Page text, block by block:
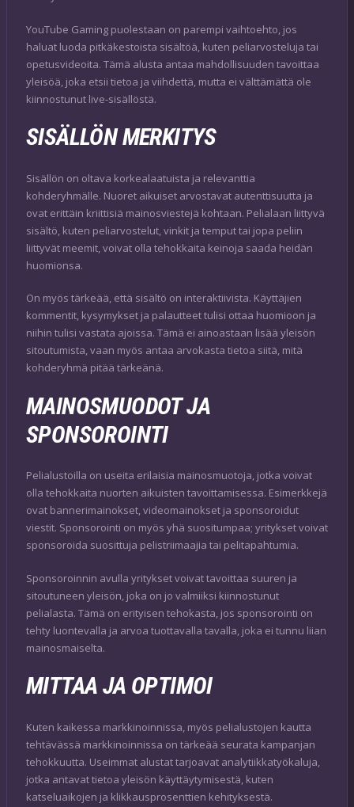
YouTube Gaming puolestaan on parempi vaihtoehto, jos
haluat luoda pitkäkestoista sisältöä, kuten peliarvosteluja tai
opetusvideoita. Tämä alusta antaa mahdollisuuden tavoittaa
yleisöä, joka etsii tietoa ja viihdettä, mutta ei välttämättä ole
kiinnostunut live-sisällöstä.
SISÄLLÖN MERKITYS
Sisällön on oltava korkealaatuista ja relevanttia
kohderyhmälle. Nuoret aikuiset arvostavat autenttisuutta ja
ovat erittäin kriittisiä mainosviestejä kohtaan. Pelialaan liittyvä
sisältö, kuten peliarvostelut, vinkit ja temput tai jopa peliin
liittyvät meemit, voivat olla tehokkaita keinoja saada heidän
huomionsa.
On myös tärkeää, että sisältö on interaktiivista. Käyttäjien
kommentit, kysymykset ja palautteet tulisi ottaa huomioon ja
niihin tulisi vastata ajoissa. Tämä ei ainoastaan lisää yleisön
sitoutumista, vaan myös antaa arvokasta tietoa siitä, mitä
kohderyhmä pitää tärkeänä.
MAINOSMUODOT JA
SPONSOROINTI
Pelialustoilla on useita erilaisia mainosmuotoja, jotka voivat
olla tehokkaita nuorten aikuisten tavoittamisessa. Esimerkkejä
ovat bannerimainokset, videomainokset ja sponsoroidut
viestit. Sponsorointi on myös yhä suositumpaa; yritykset voivat
sponsoroida suosittuja pelistriimaajia tai pelitapahtumia.
Sponsoroinnin avulla yritykset voivat tavoittaa suuren ja
sitoutuneen yleisön, joka on jo valmiiksi kiinnostunut
pelialasta. Tämä on erityisen tehokasta, jos sponsorointi on
tehty luontevalla ja arvoa tuottavalla tavalla, joka ei tunnu liian
mainosmaiselta.
MITTAA JA OPTIMOI
Kuten kaikessa markkinoinnissa, myös pelialustojen kautta
tehtävässä markkinoinnissa on tärkeää seurata kampanjan
tehokkuutta. Useimmat alustat tarjoavat analytiikkatyökaluja,
jotka antavat tietoa yleisön käyttäytymisestä, kuten
katseluaikojen ja klikkausprosenttien kehityksestä.